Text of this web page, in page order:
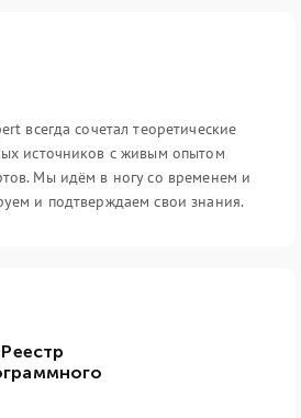
всегда сочетал теоретические
источников с живым опытом
Мы идём в ногу со временем и
и подтверждаем свои знания.